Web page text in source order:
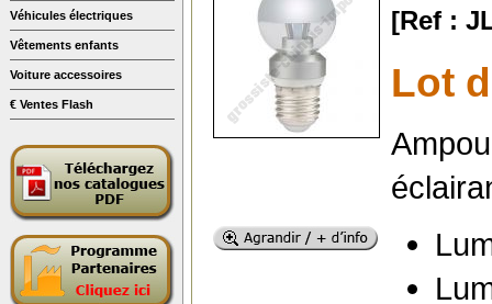
Véhicules électriques
Vêtements enfants
Voiture accessoires
€ Ventes Flash
[Ref :
Lot